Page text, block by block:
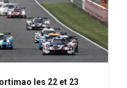
les 22 et 23